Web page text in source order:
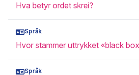
Hva betyr ordet skrei?
Språk
Hvor stammer uttrykket «black
Språk